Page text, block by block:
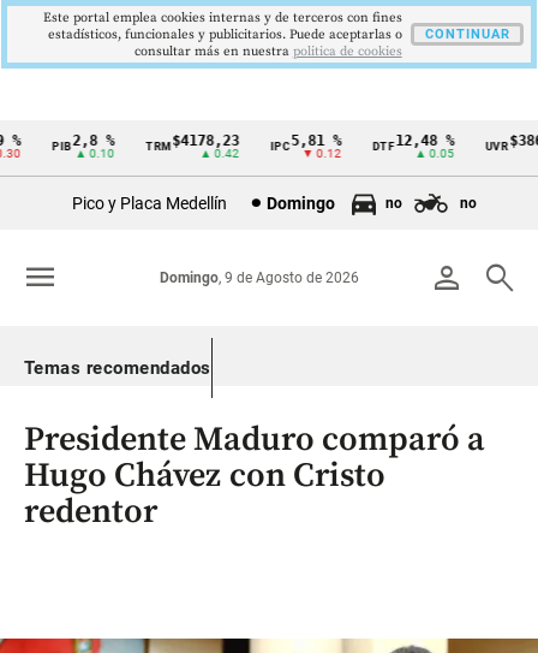
Cintillo
Colombia
2,8 %
▲ 0.10
TRM$4178,23
▲ 0.42
5,81 %
▼ 0.12
DTF12,48 %
▲ 0.05
UVR
Pico y Placa Medellín Domingo no no
person search
Domingo, 9 de Agosto de 2026
menu
Temas recomendados
Presidente Maduro comparó a
Hugo Chávez con Cristo
redentor
Este portal emplea cookies internas y de terceros con fines
estadísticos, funcionales y publicitarios. Puede aceptarlas o
consultar más en nuestra politica de cookies
CONTINUAR